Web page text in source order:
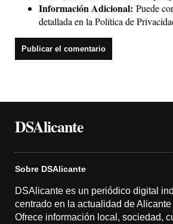
Información Adicional: Puede
detallada en la Política de
DSAlicante
Sobre DSAlicante
DSAlicante es un periódico digital
centrado en la actualidad de
Ofrece información local, sociedad,